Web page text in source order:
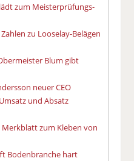
zum Meisterprüfungs-
zu Looselay-Belägen
Blum gibt
neuer CEO
und Absatz
zum Kleben von
Bodenbranche hart